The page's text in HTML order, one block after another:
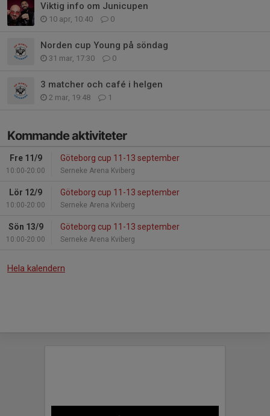
Viktig info om Junicupen
10 apr, 10:40 0
Norden cup Young på söndag
31 mar, 17:30 0
3 matcher och café i helgen
2 mar, 19:48 1
Kommande aktiviteter
Fre 11/9
10:00-20:00
Göteborg cup 11-13 september
Serneke Arena Kviberg
Lör 12/9
10:00-20:00
Göteborg cup 11-13 september
Serneke Arena Kviberg
Sön 13/9
10:00-20:00
Göteborg cup 11-13 september
Serneke Arena Kviberg
Hela kalendern